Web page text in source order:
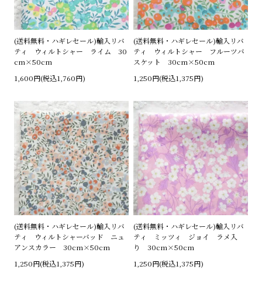
(送料無料・ハギレセール)輸入リバ
ティ ウィルトシャー ライム 30
cm×50cm
1,600円(税込1,760円)
(送料無料・ハギレセール)輸入リバ
ティ ウィルトシャー フルーツバ
スケット 30cm×50cm
1,250円(税込1,375円)
(送料無料・ハギレセール)輸入リバ
ティ ウィルトシャーバッド ニュ
アンスカラー 30cm×50cm
1,250円(税込1,375円)
(送料無料・ハギレセール)輸入リバ
ティ ミッツィ ジョイ ラメ入
り 30cm×50cm
1,250円(税込1,375円)